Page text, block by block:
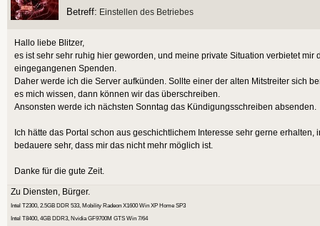
Betreff: Einstellen des Betriebes
Hallo liebe Blitzer,
es ist sehr sehr ruhig hier geworden, und meine private Situation verbietet mir
eingegangenen Spenden.
Daher werde ich die Server aufkünden. Sollte einer der alten Mitstreiter sich
es mich wissen, dann können wir das überschreiben.
Ansonsten werde ich nächsten Sonntag das Kündigungsschreiben absenden.
Ich hätte das Portal schon aus geschichtlichem Interesse sehr gerne
bedauere sehr, dass mir das nicht mehr möglich ist.
Danke für die gute Zeit.
Zu Diensten, Bürger.
Intel T2300, 2.5GB DDR 533, Mobility Radeon X1600 Win XP Home SP3
Intel T8400, 4GB DDR3, Nvidia GF9700M GTS Win 7/64